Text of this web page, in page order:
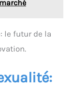
le futur de la